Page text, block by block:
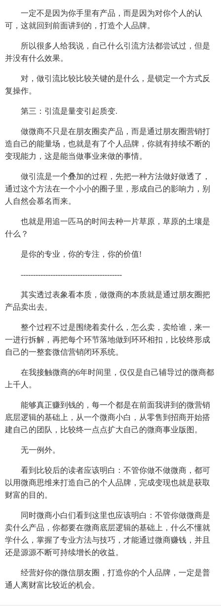
一定不是因为你手里有产品，而是因为对你个人的认
可，这就回到前面讲到的，打造个人品牌。
所以很多人给我说，自己什么引流方法都尝试过，但是
并没有什么效果。
对，做引流比较比较关键的是什么，是锁定一个方式反
复操作。
第三：引流是量变引起质变.
做微商不只是在朋友圈卖产品，而是通过朋友圈营销打
造自己的能量场，也就是有了个人品牌，你就有持续不断的
变现能力，这是能当做事业来做的事情。
做引流是一个叠加的过程，先把一种方法做好做透了，
通过这个方法在一个小小的圈子里，形成自己的影响力，别
人自然会慕名而来。
也就是用追一匹马的时间去种一片草原，草原的土壤是
什么？
是你的专业，你的专注，你的价值!
-----------------------------------------
其实透过表象看本质，做微商的本质就是通过朋友圈把
产品卖出去。
整个过程不过是围绕着卖什么，怎么卖，卖给谁，来一
一进行拆解，再把每个环节落地做到环环相扣，比较终形成
自己的一整套微信营销闭环系统。
在我接触微商的6年时间里，仅仅是自己辅导过的微商都
上千人。
能够真正赚到钱的，每一个都是在前面我讲到的微营销
底层逻辑的基础上，从一个微商小白，从零售到招商开始搭
建自己的团队，比较终一点点扩大自己的微商事业版图。
无一例外。
看到比较后的读者应该明白：不管你做不做微商，都可
以用微商思维来打造自己的个人品牌，完成变现也就是获取
财富的目的。
同时微商小白们看到这里也应该明白：不管你做微商是
卖什么产品，你都要在微商底层逻辑的基础上，什么不懂就
学什么，掌握了专业方法与技巧，才能通过微商赚钱，并且
还是源源不断可持续增长的收益。
经营好你的微信朋友圈，打造你的个人品牌，一定是普
通人离财富比较近的机会。